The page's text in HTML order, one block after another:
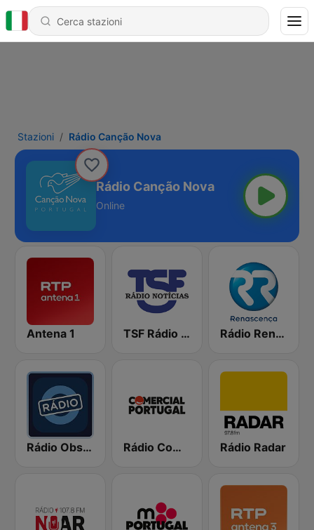
Stazioni Rádio Canção Nova
Rádio Canção Nova
Online
Antena 1 TSF Rádio Notícias Rádio Renascença
Rádio Observador Rádio Comercial Portugal Rádio Radar